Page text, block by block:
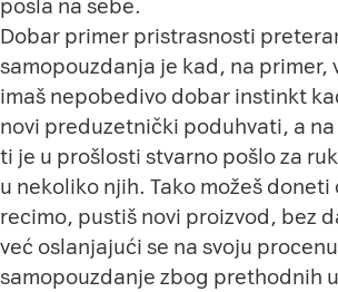
posla na sebe.
Dobar primer pristrasnosti
samopouzdanja je kad, na primer,
imaš nepobedivo dobar instinkt
novi preduzetnički poduhvati, a
ti je u prošlosti stvarno pošlo za
u nekoliko njih. Tako možeš
recimo, pustiš novi proizvod, bez
već oslanjajući se na svoju
samopouzdanje zbog prethodnih